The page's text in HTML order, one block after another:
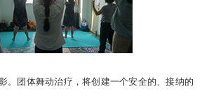
团体舞动治疗，将创建一个安全的、接纳的